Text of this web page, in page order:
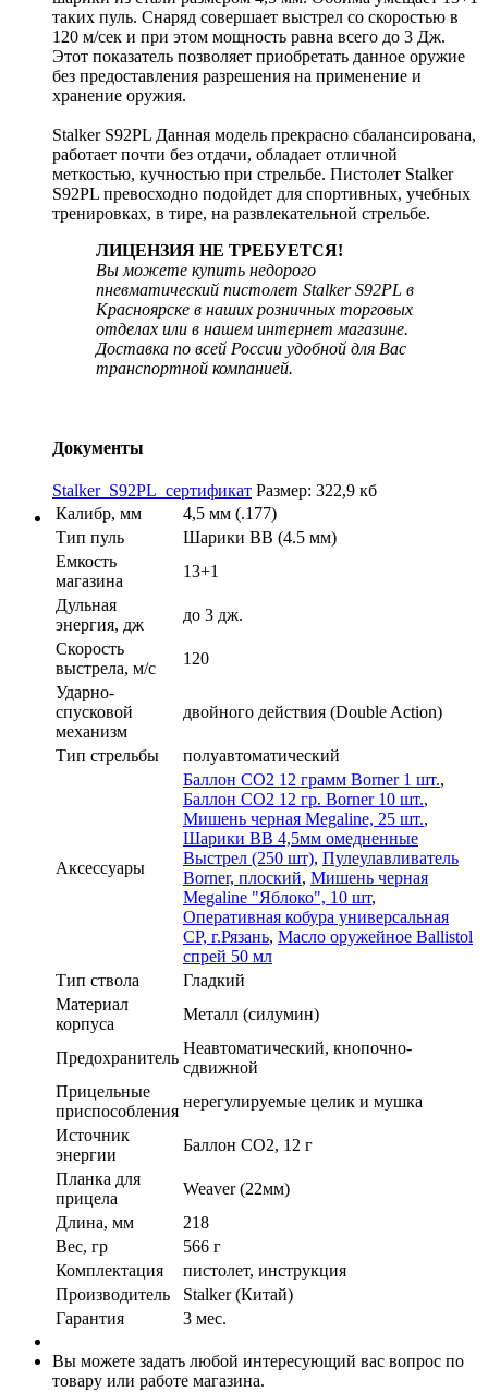
таких пуль. Снаряд совершает выстрел со скоростью в
120 м/сек и при этом мощность равна всего до 3 Дж.
Этот показатель позволяет приобретать данное оружие
без предоставления разрешения на применение и
хранение оружия.
Stalker S92PL Данная модель прекрасно сбалансирована,
работает почти без отдачи, обладает отличной
меткостью, кучностью при стрельбе. Пистолет Stalker
S92PL превосходно подойдет для спортивных, учебных
тренировках, в тире, на развлекательной стрельбе.
ЛИЦЕНЗИЯ НЕ ТРЕБУЕТСЯ!
Вы можете купить недорого
пневматический пистолет Stalker S92PL в
Красноярске в наших розничных торговых
отделах или в нашем интернет магазине.
Доставка по всей России удобной для Вас
транспортной компанией.
Документы
Stalker_S92PL_сертификат Размер: 322,9 кб
Калибр, мм
4,5 мм (.177)
Тип пуль
Шарики ВВ (4.5 мм)
Емкость
магазина
13+1
Дульная
энергия, дж
до 3 дж.
Скорость
выстрела, м/с
120
Ударно-
спусковой
механизм
двойного действия (Double Action)
Тип стрельбы полуавтоматический
Аксессуары
Баллон СО2 12 грамм Borner 1 шт.,
Баллон СО2 12 гр. Borner 10 шт.,
Мишень черная Megaline, 25 шт.,
Шарики ВВ 4,5мм омедненные
Выстрел (250 шт), Пулеулавливатель
Borner, плоский, Мишень черная
Megaline "Яблоко", 10 шт,
Оперативная кобура универсальная
CP, г.Рязань, Масло оружейное Ballistol
спрей 50 мл
Тип ствола
Гладкий
Материал
корпуса
Металл (силумин)
Предохранитель
Неавтоматический, кнопочно-
сдвижной
Прицельные
приспособления
нерегулируемые целик и мушка
Источник
энергии
Баллон CO2, 12 г
Планка для
прицела
Weaver (22мм)
Длина, мм
218
Вес, гр
566 г
Комплектация
пистолет, инструкция
Производитель
Stalker (Китай)
Гарантия
3 мес.
Вы можете задать любой интересующий вас вопрос по
товару или работе магазина.